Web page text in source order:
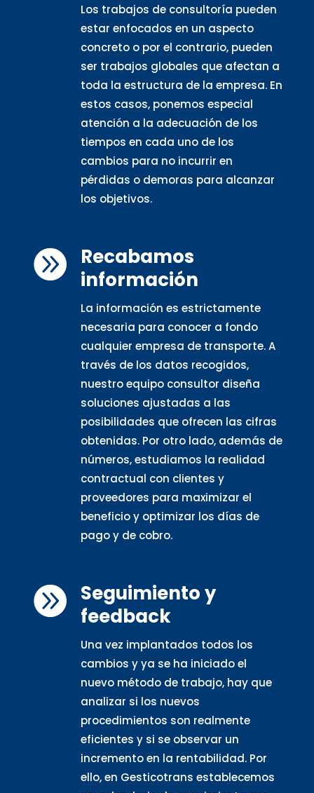
Los trabajos de consultoría pueden
estar enfocados en un aspecto
concreto o por el contrario, pueden
ser trabajos globales que afectan a
toda la estructura de la empresa. En
estos casos, ponemos especial
atención a la adecuación de los
tiempos en cada uno de los
cambios para no incurrir en
pérdidas o demoras para alcanzar
los objetivos.

Recabamos
información
La información es estrictamente
necesaria para conocer a fondo
cualquier empresa de transporte. A
través de los datos recogidos,
nuestro equipo consultor diseña
soluciones ajustadas a las
posibilidades que ofrecen las cifras
obtenidas. Por otro lado, además de
números, estudiamos la realidad
contractual con clientes y
proveedores para maximizar el
beneficio y optimizar los días de
pago y de cobro.
 Seguimiento y
feedback
Una vez implantados todos los
cambios y ya se ha iniciado el
nuevo método de trabajo, hay que
analizar si los nuevos
procedimientos son realmente
eficientes y si se observar un
incremento en la rentabilidad. Por
ello, en Gesticotrans establecemos